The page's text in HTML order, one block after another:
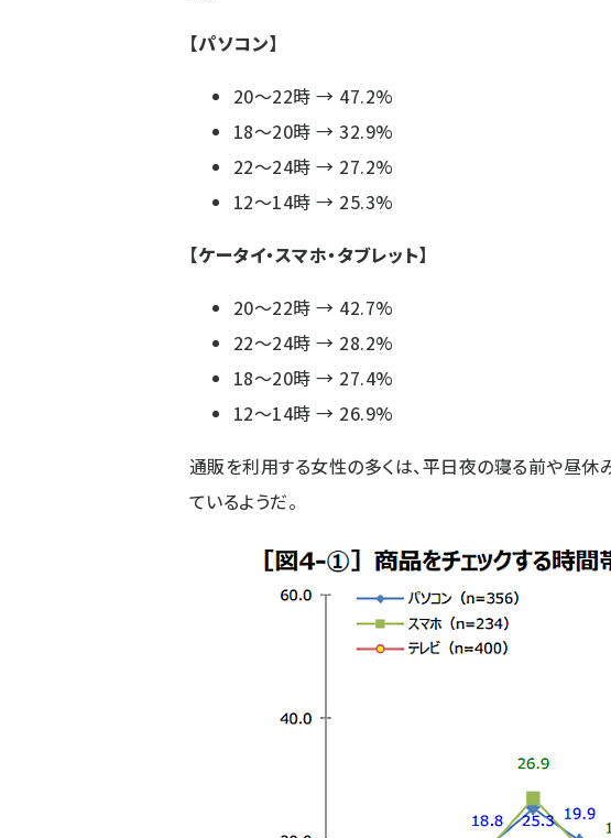
【パソコン】
20～22時 → 47.2%
18～20時 → 32.9%
22～24時 → 27.2%
12～14時 → 25.3%
【ケータイ・スマホ・タブレット】
20～22時 → 42.7%
22～24時 → 28.2%
18～20時 → 27.4%
12～14時 → 26.9%
通販を利用する女性の多くは、平日夜の寝る前や昼休
ているようだ。